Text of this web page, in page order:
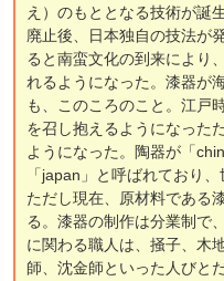
え）のもととなる技術が誕
廃止後、日本独自の技法が
ると南蛮文化の到来により
れるようになった。漆器が
も、このころのこと。江戸
を召し抱えるようになった
ようになった。陶器が「
「japan」と呼ばれており
ただし現在、原材料である
る。漆器の制作は分業制で
に関わる職人は、掻子、木
師、沈金師といった人びと